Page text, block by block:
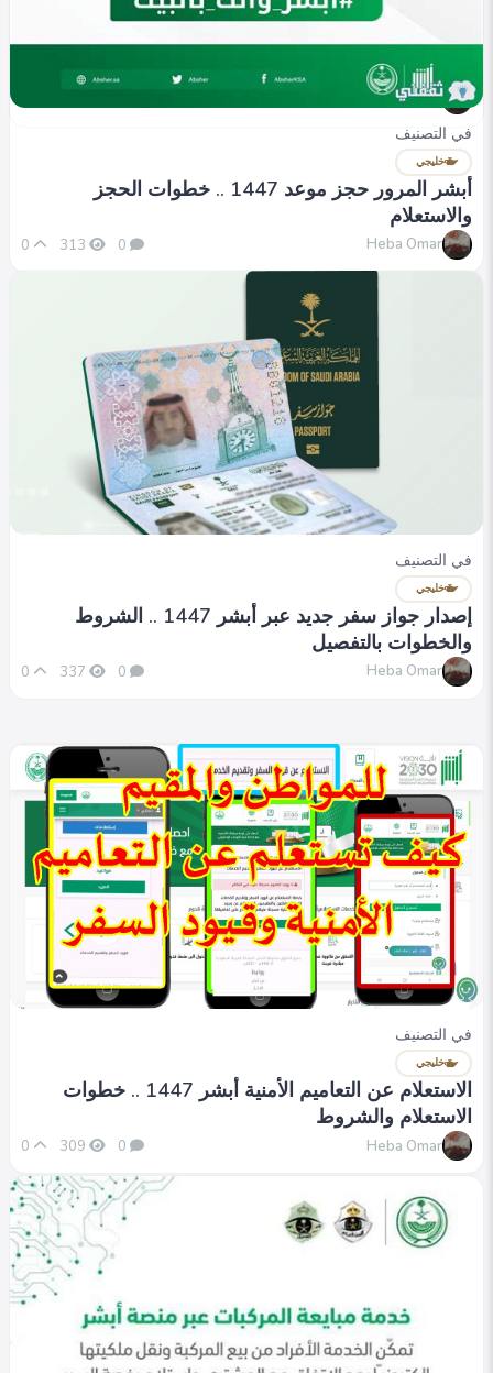
في التصنيف
خليجي
أبشر المرور حجز موعد 1447 .. خطوات الحجز
والاستعلام
Heba Omar
0
313
الاستعلام عن بلاغ هروب أبشر 1447 .. الخطوات
والشروط
Heba Omar
في التصنيف
خليجي
إصدار جواز سفر جديد عبر أبشر 1447 .. الشروط
والخطوات بالتفصيل
Heba Omar
0
337
في التصنيف
خليجي
الاستعلام عن التعاميم الأمنية أبشر 1447 .. خطوات
الاستعلام والشروط
Heba Omar
0
309